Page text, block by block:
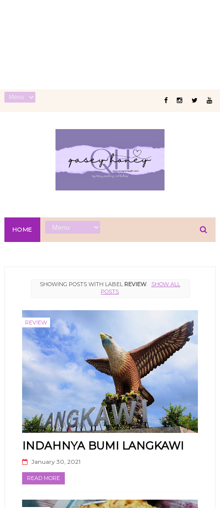
HOME
SHOWING POSTS WITH LABEL REVIEW.
SHOW ALL
POSTS
REVIEW
INDAHNYA BUMI LANGKAWI
January 30, 2021
READ MORE